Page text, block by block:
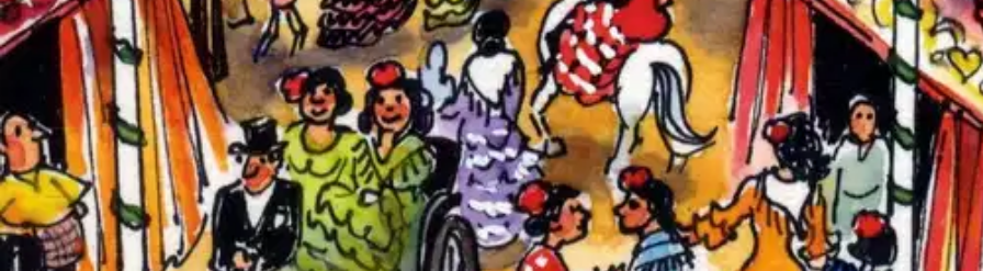
Asiakasomistajahinta
Hinta ilman S-Etukorttia: 42,05 €
Verkkokaupan hinta
Valitse toimitustapa
Nouto myymälästä
Ei saatavilla
Toimitus
Kotiin tai noutopisteeseenAlk. 0 €